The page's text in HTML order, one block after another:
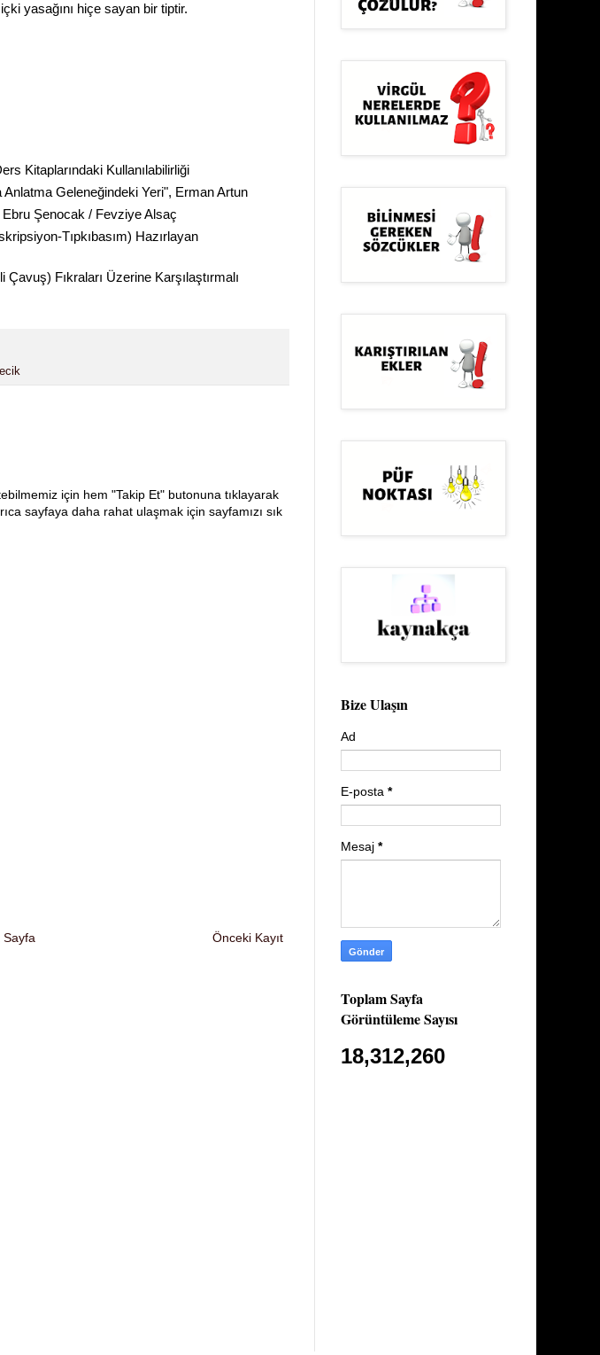
yasağını hiçe sayan bir tiptir.
Kitaplarındaki Kullanılabilirliği
Geleneğindeki Yeri", Erman Artun
Ebru Şenocak / Fevziye Alsaç
Tıpkıbasım) Hazırlayan
Fıkraları Üzerine Karşılaştırmalı
için hem "Takip Et" butonuna tıklayarak
sayfaya daha rahat ulaşmak için sayfamızı sık
Önceki Kayıt
Sayfa
Bize Ulaşın
Ad
E-posta *
Mesaj *
Toplam Sayfa
Görüntüleme Sayısı
18,312,260